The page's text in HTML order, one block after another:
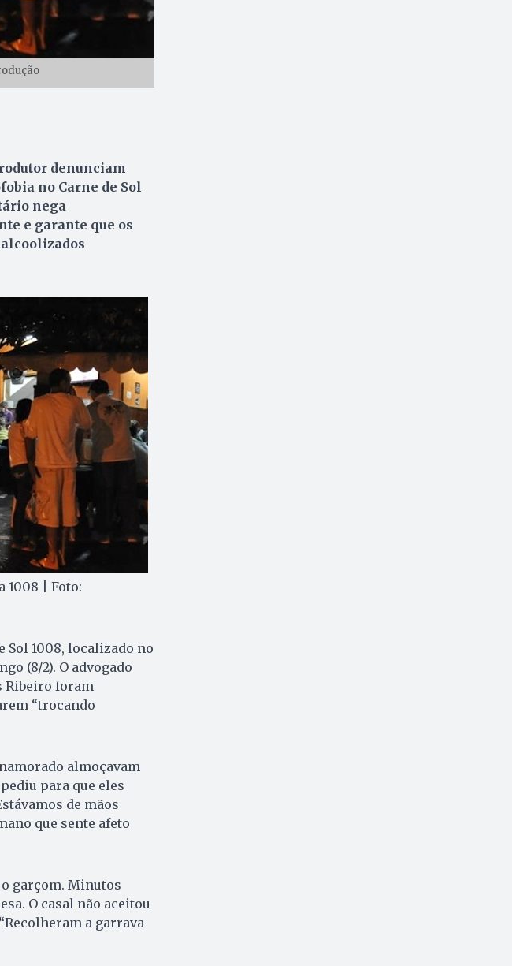
denunciam
no Carne de Sol
nega
e garante que os
1008 | Foto:
Sol 1008, localizado no
(8/2). O advogado
Ribeiro foram
“trocando
almoçavam
para que eles
de mãos
que sente afeto
garçom. Minutos
O casal não aceitou
a garrava